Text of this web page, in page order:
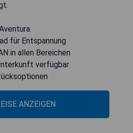
für Entspannung
in allen Bereichen
verfügbar
ANZEIGEN